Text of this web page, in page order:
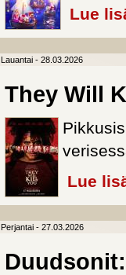
Lue
Lauantai - 28.03.2026
They Will
Lue
Perjantai - 27.03.2026